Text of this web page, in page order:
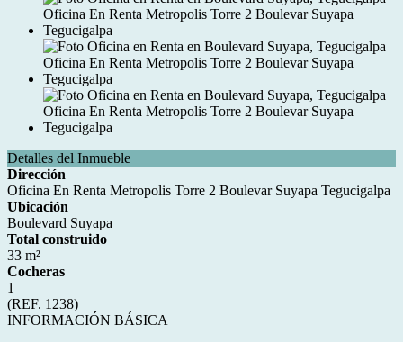
Detalles del Inmueble
Dirección
Oficina En Renta Metropolis Torre 2 Boulevar Suyapa Tegucigalpa
Ubicación
Boulevard Suyapa
Total construido
33 m²
Cocheras
1
(REF. 1238)
INFORMACIÓN BÁSICA